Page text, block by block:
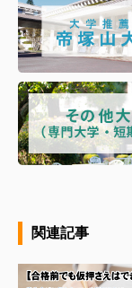
関連記事